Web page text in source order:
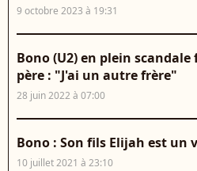
9 octobre 2023 à 19:31
Bono (U2) en plein
père : "J'ai un autre frère"
28 juin 2022 à 07:00
Bono : Son fils Elijah est un
10 juillet 2021 à 23:10